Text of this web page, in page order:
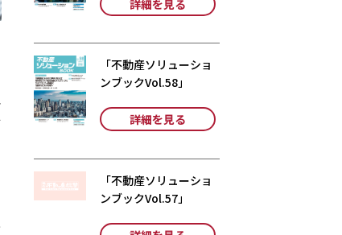
詳細を見る
「不動産ソリューショ
ンブックVol.58」
詳細を見る
「不動産ソリューショ
ンブックVol.57」